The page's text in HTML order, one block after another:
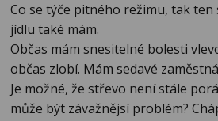
Co se týče pitného režimu, tak
jídlu také mám.
Občas mám snesitelné bolesti
občas zlobí. Mám sedavé
Je možné, že střevo není stále
může být závažnějsí problém?